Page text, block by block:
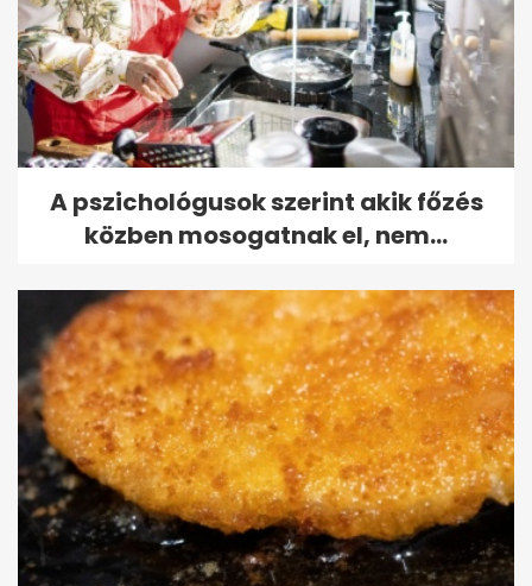
A pszichológusok szerint akik főzés
közben mosogatnak el, nem...